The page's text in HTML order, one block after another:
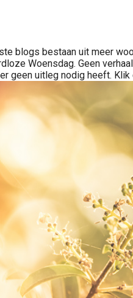
blogs bestaan uit meer
Woensdag. Geen
geen uitleg nodig heeft.